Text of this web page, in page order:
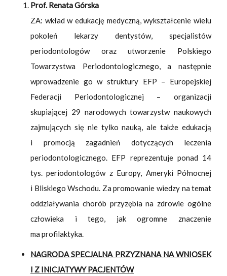
Prof. Renata Górska
ZA: wkład w edukację medyczną, wykształcenie wielu
pokoleń lekarzy dentystów, specjalistów
periodontologów oraz utworzenie Polskiego
Towarzystwa Periodontologicznego, a następnie
wprowadzenie go w struktury EFP – Europejskiej
Federacji Periodontologicznej – organizacji
skupiającej 29 narodowych towarzystw naukowych
zajmujących się nie tylko nauką, ale także edukacją
i promocją zagadnień dotyczących leczenia
periodontologicznego. EFP reprezentuje ponad 14
tys. periodontologów z Europy, Ameryki Północnej
i Bliskiego Wschodu. Za promowanie wiedzy na temat
oddziaływania chorób przyzębia na zdrowie ogólne
człowieka i tego, jak ogromne znaczenie
ma profilaktyka.
NAGRODA SPECJALNA PRZYZNANA NA WNIOSEK
I Z INICJATYWY PACJENTÓW